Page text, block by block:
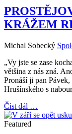
KRÁŽEM
Michal Sobecký
„Vy jste se zase
většina z nás zná.
Pronáší ji pan
Hrušínského s
Číst dál …
Featured